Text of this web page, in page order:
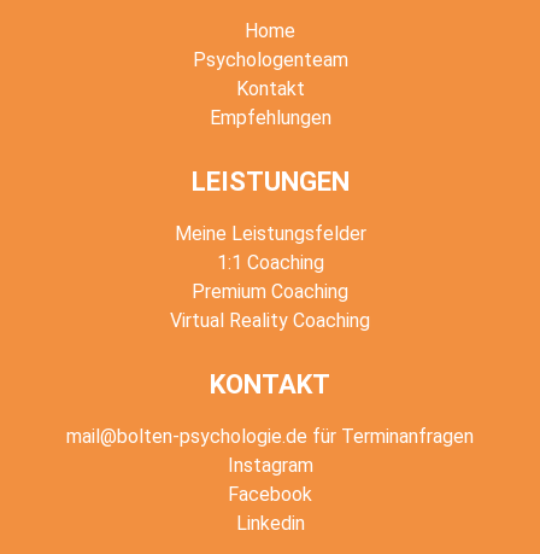
Home
Psychologenteam
Kontakt
Empfehlungen
LEISTUNGEN
Meine Leistungsfelder
1:1 Coaching
Premium Coaching
Virtual Reality Coaching
KONTAKT
mail@bolten-psychologie.de für Terminanfragen
Instagram
Facebook
Linkedin